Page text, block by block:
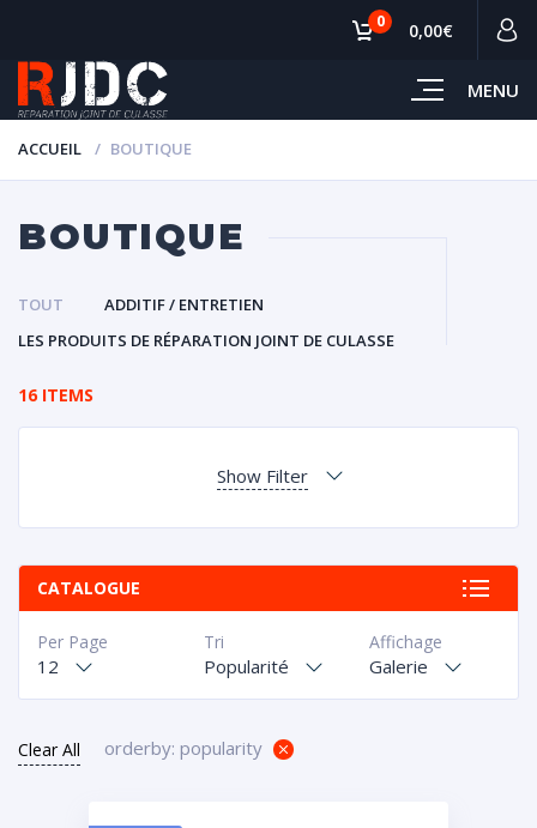
MENU
0 0,00€
ACCUEIL BOUTIQUE
BOUTIQUE
TOUT
ADDITIF / ENTRETIEN
LES PRODUITS DE RÉPARATION JOINT DE CULASSE
16 ITEMS
Show Filter
CATALOGUE
Affichage
Galerie
Tri
Popularité
Per Page
12
Clear All orderby: popularity